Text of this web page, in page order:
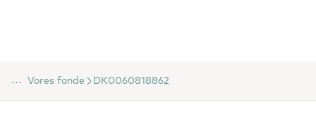
... Vores fonde DK0060818862